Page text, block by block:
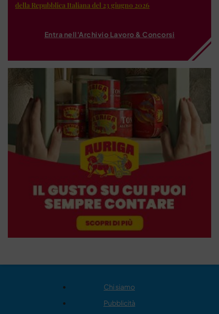
della Repubblica Italiana del 23 giugno 2026
Entra nell'Archivio Lavoro & Concorsi
Chi siamo
Pubblicità